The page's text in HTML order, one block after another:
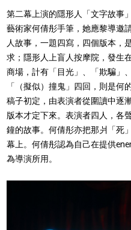
第二幕上演的隱形人「文字故事
藝術家何倩彤手筆，她應黎導邀
人故事，一題四寫，四個版本，
求；隱形人上盲人按摩院，發生
商場，計有「目光」、「欺騙」
「（擬似）撞鬼」四回，則是何
稿子初定，由表演者從圍讀中逐
版本才定下來。表演者四人，各
鐘的故事。何倩彤亦把那爿「死
幕上。何倩彤認為自己在提供
為導演所用。